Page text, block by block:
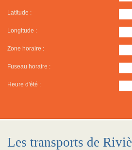
Latitude :
Longitude :
Zone horaire :
Fuseau horaire :
Heure d'été :
Les transports de